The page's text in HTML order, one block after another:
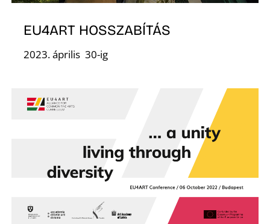
EU4ART HOSSZABÍTÁS
2023. április 30-ig